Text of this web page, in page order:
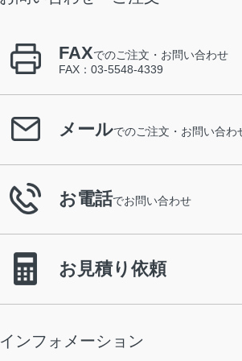
FAXでのご注文・お問い合わせ
FAX：03-5548-4339
メールでのご注文・お問い合わ
お電話でお問い合わせ
お見積り依頼
インフォメーション